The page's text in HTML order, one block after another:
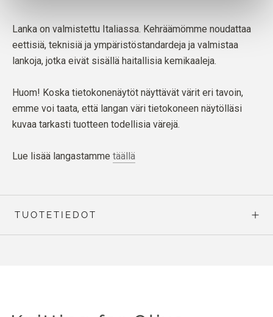
Lanka on valmistettu Italiassa. Kehräämömme noudattaa
eettisiä, teknisiä ja ympäristöstandardeja ja valmistaa
lankoja, jotka eivät sisällä haitallisia kemikaaleja.
Huom! Koska tietokonenäytöt näyttävät värit eri tavoin,
emme voi taata, että langan väri tietokoneen näytölläsi
kuvaa tarkasti tuotteen todellisia värejä.
Lue lisää langastamme täällä
TUOTETIEDOT